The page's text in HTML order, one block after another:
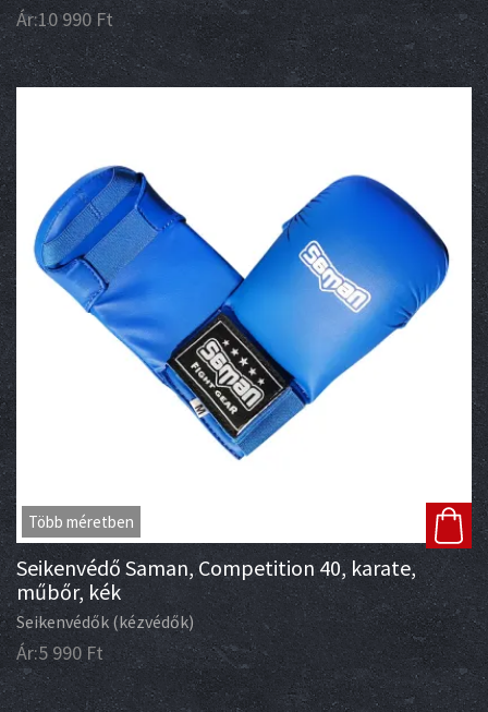
Ár:10 990 Ft
Több méretben
Seikenvédő Saman, Competition 40, karate,
műbőr, kék
Seikenvédők (kézvédők)
Ár:5 990 Ft